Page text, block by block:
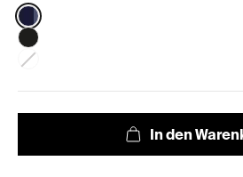
Color: